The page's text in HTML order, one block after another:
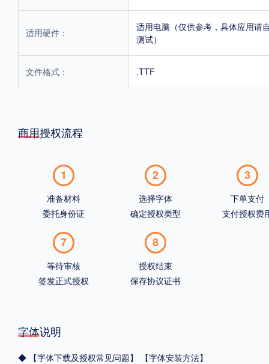
适用硬件：
适用电脑（仅供参考，具体应用请
测试）
文件格式： .TTF
商用授权流程
1
准备材料
委托身份证
2
选择字体
确定授权类型
3
下单支付
支付授权费
7
等待审核
签发正式授权
8
授权结束
保存协议证书
字体说明
◆ 【字体下载及授权常见问题】
【字体安装方法】